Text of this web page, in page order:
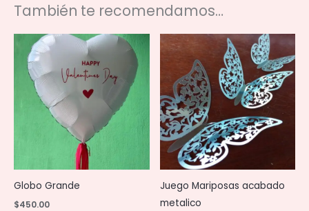
y
Papel
cantidad
También te recomendamos…
Globo Grande
$450.00
Juego Mariposas acabado
metalico